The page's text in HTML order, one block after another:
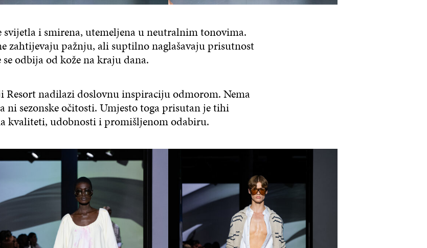
svijetla i smirena, utemeljena u neutralnim tonovima.
zahtijevaju pažnju, ali suptilno naglašavaju prisutnost
odbija od kože na kraju dana.
nadilazi doslovnu inspiraciju odmorom. Nema
ni sezonske očitosti. Umjesto toga prisutan je tihi
kvaliteti, udobnosti i promišljenom odabiru.